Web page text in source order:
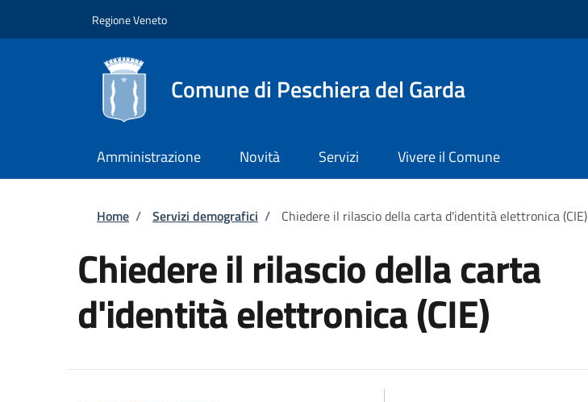
Regione Veneto
Comune di Peschiera del Garda
Amministrazione Novità Servizi Vivere il Comune
Briciole di pane
Home / Servizi demografici / Chiedere il rilascio della carta d'identità elettronica (CIE)
Chiedere il rilascio della carta
d'identità elettronica (CIE)